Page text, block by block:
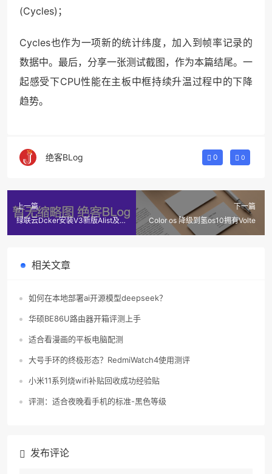
(Cycles)；
Cycles也作为一项新的统计纬度，加入到帧率记录的
数据中。最后，分享一张测试截图，作为本篇结尾。一
起感受下CPU性能在主板中框持续升温过程中的下降
趋势。
绝客BLog 0 0
上一篇
绿联云Dcker安装V3新版AIist及挂
下一篇
Color os 降级到氢os10拥有Volte
相关文章
如何在本地部署ai开源模型deepseek？
华硕BE86U路由器开箱评测上手
适合看漫画的平板电脑配测
大号手环的终极形态？RedmiWatch4使用测评
小米11系列烧wifi补贴回收成功经验贴
评测：适合夜晚看手机的标准-黑色等级
发布评论